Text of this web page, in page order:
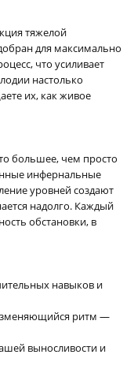
тяжелой
для максимально
что усиливает
настолько
их, как живое
большее, чем просто
инфернальные
уровней создают
надолго. Каждый
обстановки, в
навыков и
ритм —
выносливости и